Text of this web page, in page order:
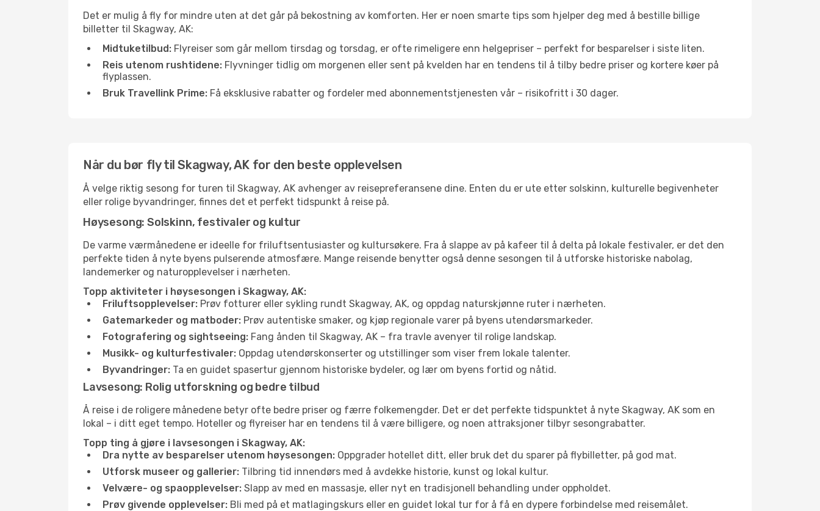
Det er mulig å fly for mindre uten at det går på bekostning av komforten. Her er noen smarte tips som hjelper deg med å bestille billige
billetter til Skagway, AK:
Midtuketilbud: Flyreiser som går mellom tirsdag og torsdag, er ofte rimeligere enn helgepriser – perfekt for besparelser i siste liten.
Reis utenom rushtidene: Flyvninger tidlig om morgenen eller sent på kvelden har en tendens til å tilby bedre priser og kortere køer på
flyplassen.
Bruk Travellink Prime: Få eksklusive rabatter og fordeler med abonnementstjenesten vår – risikofritt i 30 dager.
Når du bør fly til Skagway, AK for den beste opplevelsen
Å velge riktig sesong for turen til Skagway, AK avhenger av reisepreferansene dine. Enten du er ute etter solskinn, kulturelle begivenheter
eller rolige byvandringer, finnes det et perfekt tidspunkt å reise på.
Høysesong: Solskinn, festivaler og kultur
De varme værmånedene er ideelle for friluftsentusiaster og kultursøkere. Fra å slappe av på kafeer til å delta på lokale festivaler, er det den
perfekte tiden å nyte byens pulserende atmosfære. Mange reisende benytter også denne sesongen til å utforske historiske nabolag,
landemerker og naturopplevelser i nærheten.
Topp aktiviteter i høysesongen i Skagway, AK:
Friluftsopplevelser: Prøv fotturer eller sykling rundt Skagway, AK, og oppdag naturskjønne ruter i nærheten.
Gatemarkeder og matboder: Prøv autentiske smaker, og kjøp regionale varer på byens utendørsmarkeder.
Fotografering og sightseeing: Fang ånden til Skagway, AK – fra travle avenyer til rolige landskap.
Musikk- og kulturfestivaler: Oppdag utendørskonserter og utstillinger som viser frem lokale talenter.
Byvandringer: Ta en guidet spasertur gjennom historiske bydeler, og lær om byens fortid og nåtid.
Lavsesong: Rolig utforskning og bedre tilbud
Å reise i de roligere månedene betyr ofte bedre priser og færre folkemengder. Det er det perfekte tidspunktet å nyte Skagway, AK som en
lokal – i ditt eget tempo. Hoteller og flyreiser har en tendens til å være billigere, og noen attraksjoner tilbyr sesongrabatter.
Topp ting å gjøre i lavsesongen i Skagway, AK:
Dra nytte av besparelser utenom høysesongen: Oppgrader hotellet ditt, eller bruk det du sparer på flybilletter, på god mat.
Utforsk museer og gallerier: Tilbring tid innendørs med å avdekke historie, kunst og lokal kultur.
Velvære- og spaopplevelser: Slapp av med en massasje, eller nyt en tradisjonell behandling under oppholdet.
Prøv givende opplevelser: Bli med på et matlagingskurs eller en guidet lokal tur for å få en dypere forbindelse med reisemålet.